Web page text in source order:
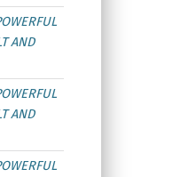
AND
AND